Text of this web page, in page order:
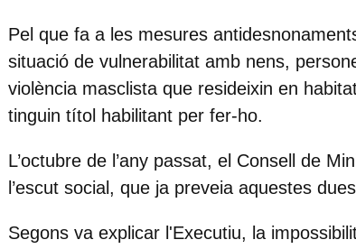
Pel que fa a les mesures
situació de vulnerabilitat amb nens,
violència masclista que resideixin en
tinguin títol habilitant per fer-ho.
L’octubre de l’any passat, el Consell de
l’escut social, que ja preveia aquestes
Segons va explicar l'Executiu, la